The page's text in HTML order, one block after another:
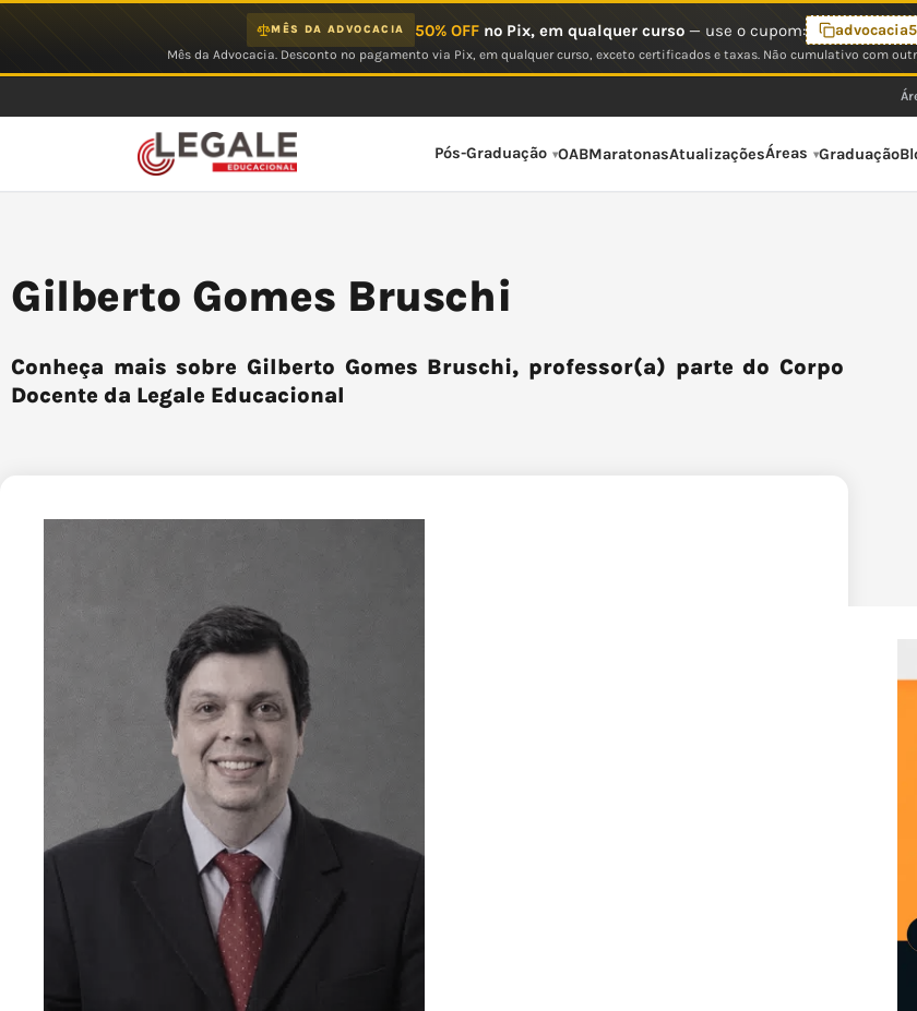
MÊS DA ADVOCACIA 50% OFFno Pix, em qualquer curso— use o cupom:
Mês da Advocacia. Desconto no pagamento via Pix, em qualquer curso, exceto certificados e taxas. Não cumulativo com
Pós-Graduação OABMaratonasAtualizaçõesÁreas Graduação
Gilberto Gomes Bruschi
Conheça mais sobre Gilberto Gomes Bruschi, professor(a) parte do Corpo
Docente da Legale Educacional